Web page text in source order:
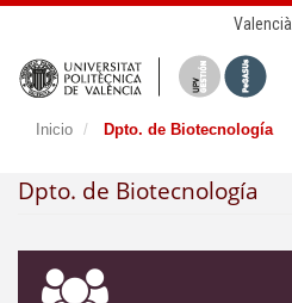
Valencià
Inicio Dpto. de Biotecnología
Dpto. de Biotecnología